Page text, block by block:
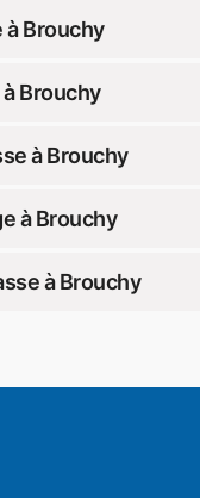
à Brouchy
Brouchy
à Brouchy
à Brouchy
à Brouchy